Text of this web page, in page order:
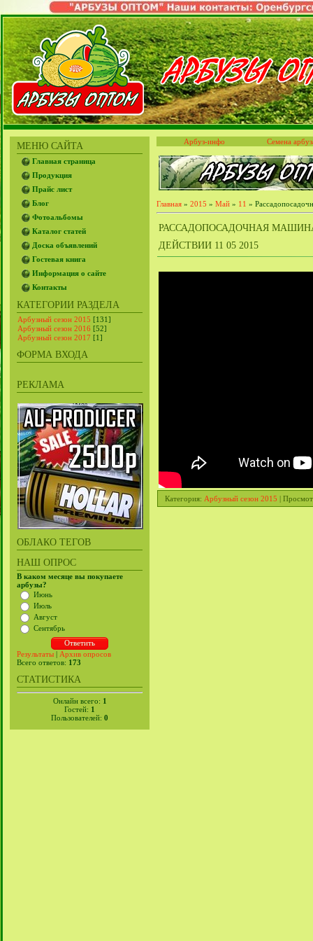
МЕНЮ САЙТА
Главная страница
Продукция
Прайс лист
Блог
Фотоальбомы
Каталог статей
Доска объявлений
Гостевая книга
Информация о сайте
Контакты
КАТЕГОРИИ РАЗДЕЛА
Арбузный сезон 2015 [131]
Арбузный сезон 2016 [52]
Арбузный сезон 2017 [1]
ФОРМА ВХОДА
РЕКЛАМА
ОБЛАКО ТЕГОВ
НАШ ОПРОС
В каком месяце вы покупаете
арбузы?
Июнь
Июль
Август
Сентябрь
Результаты | Архив опросов
Всего ответов: 173
СТАТИСТИКА
Онлайн всего: 1
Гостей: 1
Пользователей: 0
Арбуз-инфо Семена
Главная » 2015 » Май » 11 »
РАССАДОПОСАДОЧНАЯ
ДЕЙСТВИИ 11 05 2015
Категория: Арбузный сезон 2015 |